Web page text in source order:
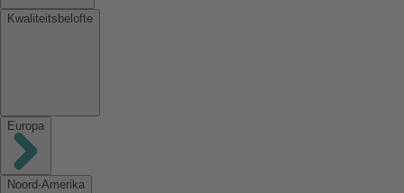
Kwaliteitsbelofte
Europa
Noord-Amerika